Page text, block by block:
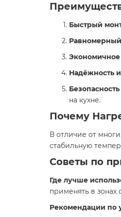
Быстрый
Экономичное
Надёжность
на кухне.
Почему
В отличие от
стабильную
Советы по
Где лучше
применять в зонах
Рекомендации по